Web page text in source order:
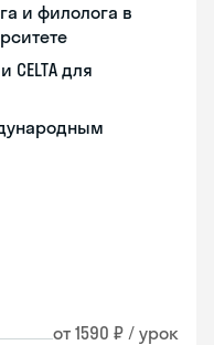
и филолога в
CELTA для
от 1590 ₽ / урок